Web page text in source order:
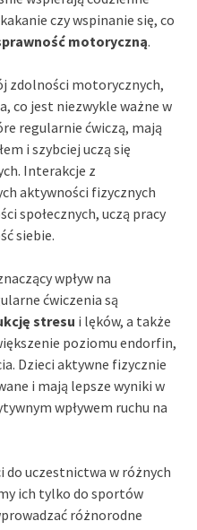
czy wspinanie się, co
motoryczną.
zdolności motorycznych,
co jest niezwykle ważne w
regularnie ćwiczą, mają
i szybciej uczą się
Interakcje z
aktywności fizycznych
społecznych, uczą pracy
siebie.
wpływ na
ćwiczenia są
stresu i lęków, a także
poziomu endorfin,
Dzieci aktywne fizycznie
i mają lepsze wyniki w
wpływem ruchu na
do uczestnictwa w różnych
ich tylko do sportów
różnorodne